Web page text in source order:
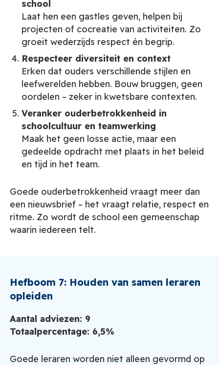
school
Laat hen een gastles geven, helpen bij
projecten of cocreatie van activiteiten. Zo
groeit wederzijds respect én begrip.
Respecteer diversiteit en context
Erken dat ouders verschillende stijlen en
leefwerelden hebben. Bouw bruggen, geen
oordelen – zeker in kwetsbare contexten.
Veranker ouderbetrokkenheid in
schoolcultuur en teamwerking
Maak het geen losse actie, maar een
gedeelde opdracht met plaats in het beleid
en tijd in het team.
Goede ouderbetrokkenheid vraagt meer dan
een nieuwsbrief – het vraagt relatie, respect en
ritme. Zo wordt de school een gemeenschap
waarin iedereen telt.
Hefboom 7: Houden van samen leraren
opleiden
Aantal adviezen: 9
Totaalpercentage: 6,5%
Goede leraren worden niet alleen gevormd op